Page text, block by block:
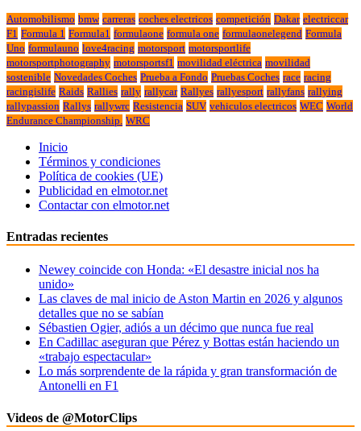
Automobilismo bmw carreras coches electricos competición Dakar electriccar
F1 Formula 1 Formula1 formulaone formula one formulaonelegend Formula
Uno formulauno love4racing motorsport motorsportlife
motorsportphotography motorsportsf1 movilidad eléctrica movilidad
sostenible Novedades Coches Prueba a Fondo Pruebas Coches race racing
racingislife Raids Rallies rally rallycar Rallyes rallyesport rallyfans rallying
rallypassion Rallys rallywrc Resistencia SUV vehiculos electricos WEC World
Endurance Championship. WRC
Inicio
Términos y condiciones
Política de cookies (UE)
Publicidad en elmotor.net
Contactar con elmotor.net
Entradas recientes
Newey coincide con Honda: «El desastre inicial nos ha
unido»
Las claves de mal inicio de Aston Martin en 2026 y algunos
detalles que no se sabían
Sébastien Ogier, adiós a un décimo que nunca fue real
En Cadillac aseguran que Pérez y Bottas están haciendo un
«trabajo espectacular»
Lo más sorprendente de la rápida y gran transformación de
Antonelli en F1
Videos de @MotorClips